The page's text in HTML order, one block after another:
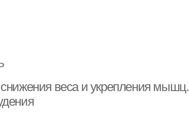
веса и укрепления мышц.